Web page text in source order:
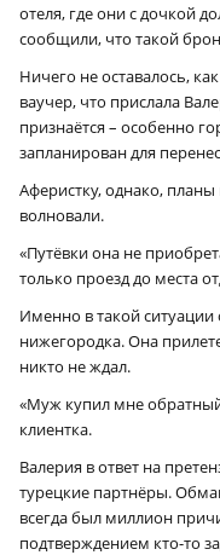
отеля, где они с дочкой
сообщили, что такой
Ничего не оставалось,
ваучер, что прислала
признаётся – особенно
запланирован для
Аферистку, однако,
волновали.
«Путёвки она не
только проезд до места
Именно в такой
нижегородка. Она
никто не ждал.
«Муж купил мне обратный
клиентка.
Валерия в ответ на
турецкие партнёры.
всегда был миллион
подтверждением кто-то